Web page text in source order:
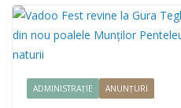
ADMINISTRAȚIE ANUNȚURI